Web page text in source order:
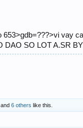
653>gdb=???>vi vay
DAO SO LOT A.SR
and 6 others like this.